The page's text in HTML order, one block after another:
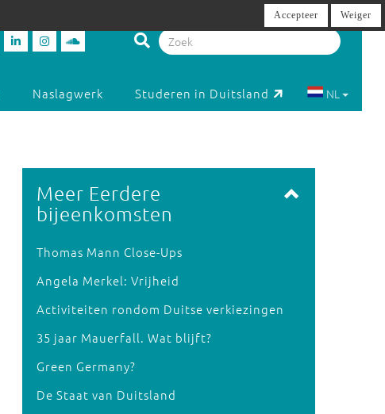
Naslagwerk Studeren in Duitsland NL
Meer Eerdere
bijeenkomsten
Thomas Mann Close-Ups
Angela Merkel: Vrijheid
Activiteiten rondom Duitse verkiezingen
35 jaar Mauerfall. Wat blijft?
Green Germany?
De Staat van Duitsland
Accepteer Weiger